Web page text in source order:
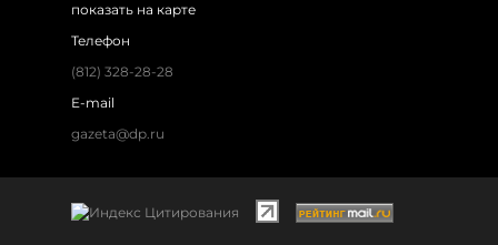
показать на карте
Телефон
(812) 328-28-28
E-mail
gazeta@dp.ru